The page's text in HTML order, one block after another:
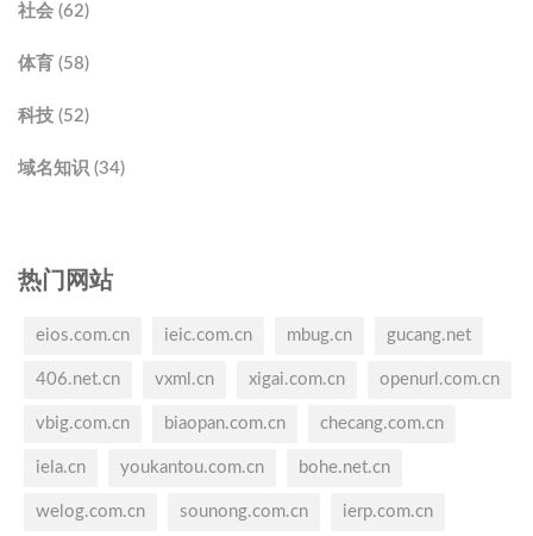
社会 (62)
体育 (58)
科技 (52)
域名知识 (34)
热门网站
eios.com.cn ieic.com.cn mbug.cn gucang.net
406.net.cn vxml.cn xigai.com.cn openurl.com.cn
vbig.com.cn biaopan.com.cn checang.com.cn
iela.cn youkantou.com.cn bohe.net.cn
welog.com.cn sounong.com.cn ierp.com.cn